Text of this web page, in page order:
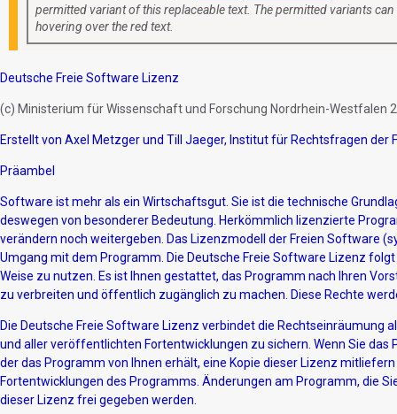
permitted variant of this replaceable text. The permitted variants
hovering over the red text.
Deutsche Freie Software Lizenz
(c) Ministerium für Wissenschaft und Forschung Nordrhein-Westfalen
Erstellt von Axel Metzger und Till Jaeger, Institut für Rechtsfragen der
Präambel
Software ist mehr als ein Wirtschaftsgut. Sie ist die technische
deswegen von besonderer Bedeutung. Herkömmlich lizenzierte
verändern noch weitergeben. Das Lizenzmodell der Freien Software
Umgang mit dem Programm. Die Deutsche Freie Software Lizenz
Weise zu nutzen. Es ist Ihnen gestattet, das Programm nach Ihren
zu verbreiten und öffentlich zugänglich zu machen. Diese Rechte
Die Deutsche Freie Software Lizenz verbindet die
und aller veröffentlichten Fortentwicklungen zu sichern. Wenn Sie
der das Programm von Ihnen erhält, eine Kopie dieser Lizenz
Fortentwicklungen des Programms. Änderungen am Programm, die
dieser Lizenz frei gegeben werden.